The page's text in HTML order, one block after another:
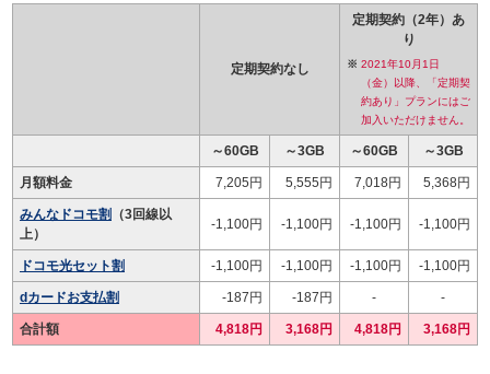
定期契約なし
定期契約（2年）あ
り
2021年10月1日
（金）以降、「定期契
約あり」プランにはご
加入いただけません。
～60GB ～3GB ～60GB ～3GB
月額料金 7,205円 5,555円 7,018円 5,368円
みんなドコモ割
（3回線以
上）
-1,100円 -1,100円 -1,100円 -1,100円
ドコモ光セット割 -1,100円 -1,100円 -1,100円 -1,100円
dカードお支払割 -187円 -187円 - -
合計額 4,818円 3,168円 4,818円 3,168円